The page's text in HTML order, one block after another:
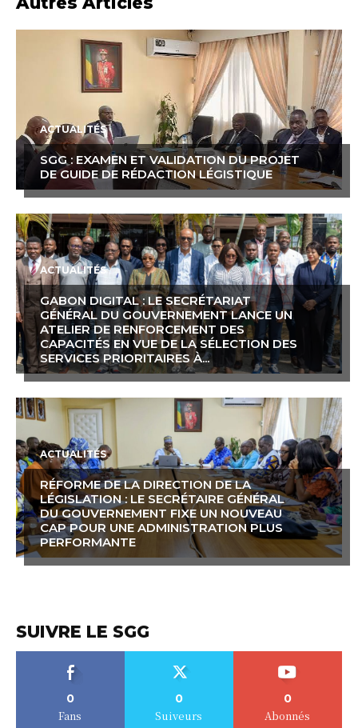
ACTUALITÉS
SGG : EXAMEN ET VALIDATION DU PROJET
DE GUIDE DE RÉDACTION LÉGISTIQUE
ACTUALITÉS
GABON DIGITAL : LE SECRÉTARIAT
GÉNÉRAL DU GOUVERNEMENT LANCE UN
ATELIER DE RENFORCEMENT DES
CAPACITÉS EN VUE DE LA SÉLECTION DES
SERVICES PRIORITAIRES À...
ACTUALITÉS
RÉFORME DE LA DIRECTION DE LA
LÉGISLATION : LE SECRÉTAIRE GÉNÉRAL
DU GOUVERNEMENT FIXE UN NOUVEAU
CAP POUR UNE ADMINISTRATION PLUS
PERFORMANTE
SUIVRE LE SGG
0
Fans
0
Suiveurs
0
Abonnés